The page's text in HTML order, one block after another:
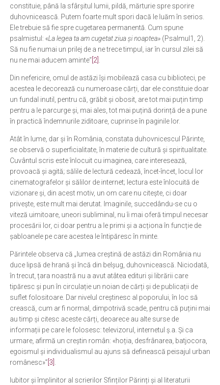
constituie, până la sfârșitul lumii, pildă, mărturie spre sporire
duhovnicească. Putem foarte mult spori dacă le luăm în serios.
Ele trebuie să fie spre cugetarea permanentă. Cum spune
psalmistul: «La legea ta am cugetat ziua și noaptea» (Psalmul1, 2).
Să nu fie numai un prilej de a ne trece timpul, iar în cursul zilei să
nu ne mai aducem aminte” [2] .
Din nefericire, omul de astăzi își mobilează casa cu biblioteci, pe
acestea le decorează cu numeroase cărți, dar ele constituie doar
un fundal inutil, pentru că, grăbit și obosit, are tot mai puțin timp
pentru a le parcurge și, mai ales, tot mai puțină dorință de a pune
în practică îndemnurile ziditoare, cuprinse în paginile lor.
Atât în lume, dar și în România, constata duhovnicescul Părinte,
se observă o superficialitate, în materie de cultură și spiritualitate.
Cuvântul scris este înlocuit cu imaginea, care interesează,
provoacă și agită; sălile de lectură cedează, încet-încet, locul lor
cinematografelor și sălilor de internet; lectura este înlocuită de
vizionare și, din acest motiv, un om care nu citește, ci doar
privește, este mult mai derutat. Imaginile, succedându-se cu o
viteză uimitoare, uneori subliminal, nu îi mai oferă timpul necesar
procesării lor, ci doar pentru a le primi și a acționa în funcție de
șabloanele pe care acestea le întipăresc în minte.
Părintele observa că „lumea creștină de astăzi din România nu
duce lipsă de hrană și încă din belșug, duhovnicească. Niciodată,
în trecut, țara noastră nu a avut atâtea edituri și librării care
tipăresc și pun în circulație un noian de cărți și de publicații de
suflet folositoare. Dar nivelul creștinesc al poporului, în loc să
crească, cum ar fi normal, dimpotrivă scade, pentru că puțini mai
au timp și citesc aceste cărți, deoarece au alte surse de
informații pe care le folosesc: televizorul, internetul ș.a. Și ca
urmare, afirmă un creștin român: «hoția, desfrânarea, batjocora,
egoismul și individualismul au ajuns să definească peisajul urban
românesc»” [3] .
Iubitor și împlinitor al scrierilor Sfinților Părinți și al literaturii